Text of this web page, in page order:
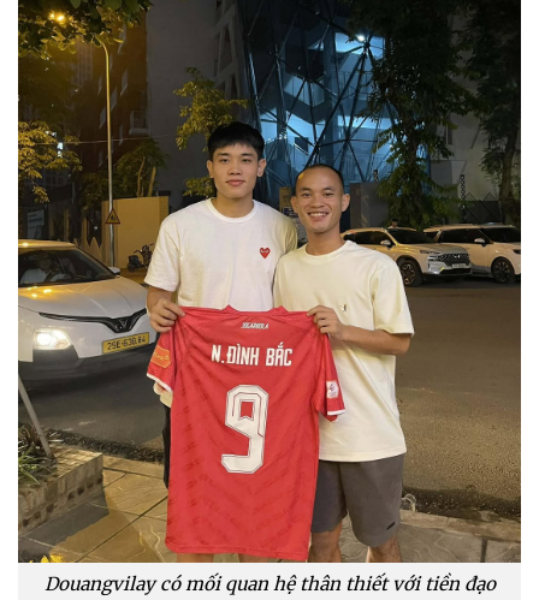
Douangvilay có mối quan hệ thân thiết với tiền đạo